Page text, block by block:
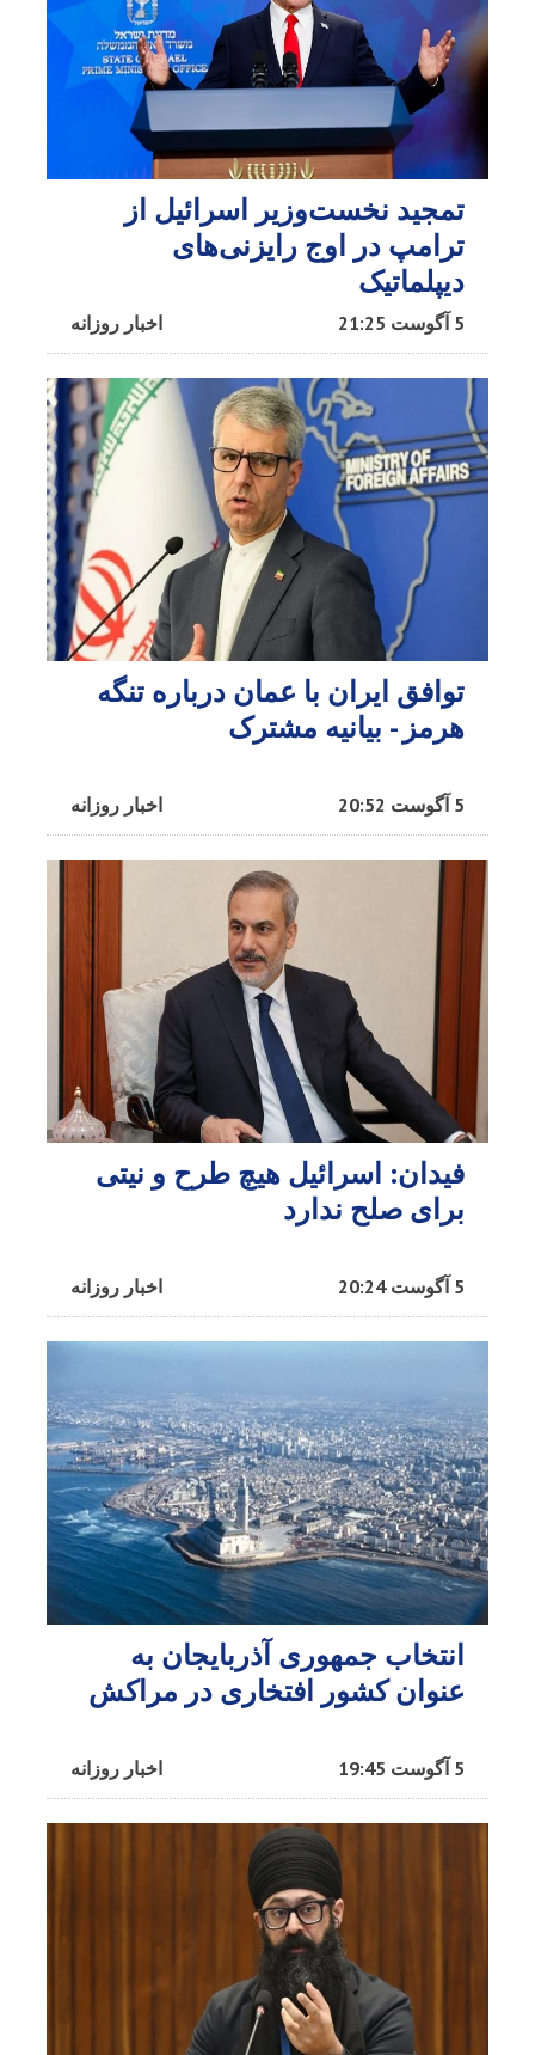
تمجید نخست‌وزیر اسرائیل از
ترامپ در اوج رایزنی‌های
دیپلماتیک
اخبار روزانه 5 آگوست 21:25
توافق ایران با عمان درباره تنگه
هرمز - بیانیه مشترک
اخبار روزانه 5 آگوست 20:52
فیدان: اسرائیل هیچ طرح و نیتی
برای صلح ندارد
اخبار روزانه 5 آگوست 20:24
انتخاب جمهوری آذربایجان به
عنوان کشور افتخاری در مراکش​
اخبار روزانه 5 آگوست 19:45